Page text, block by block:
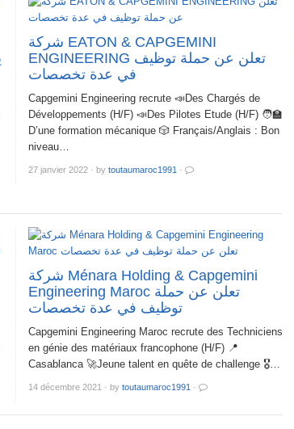
شركة EATON & CAPGEMINI
ENGINEERING تعلن عن حملة توظيف
في عدة تخصصات
Capgemini Engineering recrute 📣Des Chargés de
Développements (H/F) 📣Des Pilotes Etude (H/F) 🧑‍🏫
D’une formation mécanique 🎲 Français/Anglais : Bon
niveau…
27 janvier 2022 · by toutaumaroc1991 ·
شركة Ménara Holding & Capgemini
Engineering Maroc تعلن عن حملة
توظيف في عدة تخصصات
Capgemini Engineering Maroc recrute des Techniciens
en génie des matériaux francophone (H/F) 📍
Casablanca 🚀Jeune talent en quête de challenge 🎖️…
14 décembre 2021 · by toutaumaroc1991 ·